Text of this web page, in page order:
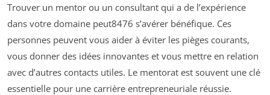
Trouver un mentor ou un consultant qui a de l’expérience
dans votre domaine peut8476 s’avérer bénéfique. Ces
personnes peuvent vous aider à éviter les pièges courants,
vous donner des idées innovantes et vous mettre en relation
avec d’autres contacts utiles. Le mentorat est souvent une clé
essentielle pour une carrière entrepreneuriale réussie.